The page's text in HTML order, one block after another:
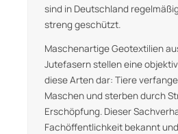
sind in Deutschland
streng geschützt.
Maschenartige Geotextilien
Jutefasern stellen eine
diese Arten dar: Tiere
Maschen und sterben durch
Erschöpfung. Dieser
Fachöffentlichkeit bekannt